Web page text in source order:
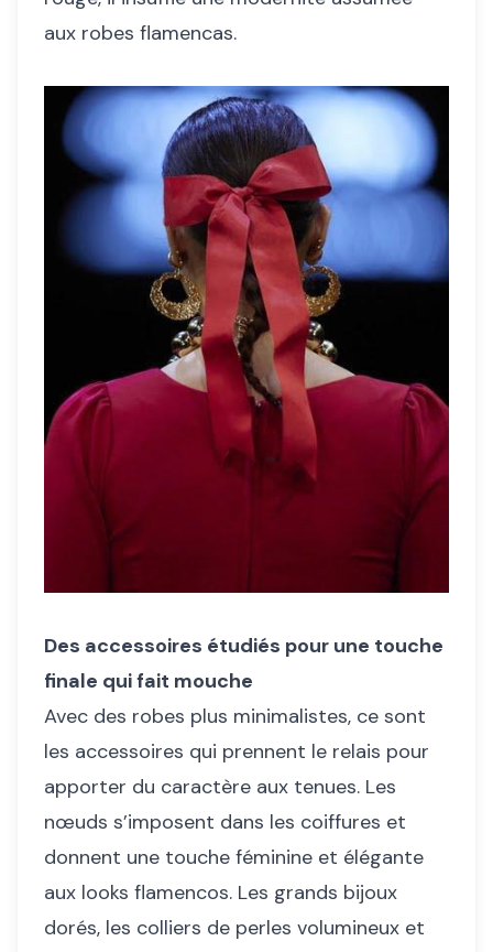
aux robes flamencas.
Des accessoires étudiés pour une touche
finale qui fait mouche
Avec des robes plus minimalistes, ce sont
les accessoires qui prennent le relais pour
apporter du caractère aux tenues. Les
nœuds s’imposent dans les coiffures et
donnent une touche féminine et élégante
aux looks flamencos. Les grands bijoux
dorés, les colliers de perles volumineux et